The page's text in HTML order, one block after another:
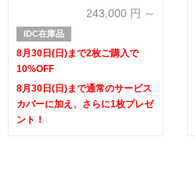
購入で10%OFF】【ダブルカバ
ーキャンペーン実施中】
243,000 円 ～
IDC在庫品
8月30日(日)まで2枚ご購入で
10%OFF
8月30日(日)まで通常のサービス
カバーに加え、さらに1枚プレゼ
ント！